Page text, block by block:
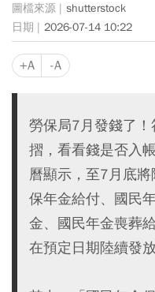
shutterstock
2026-07-14 10:22
+A -A
勞保局7月發錢了
摺，看看錢是否入
曆顯示，至7月底
保年金給付、國民
金、國民年金喪葬
在預定日期陸續發放